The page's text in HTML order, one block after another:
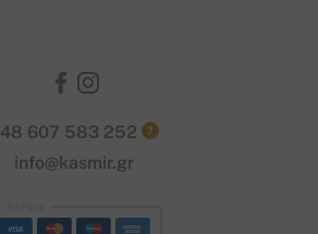
607 583 252 ?
info@kasmir.gr